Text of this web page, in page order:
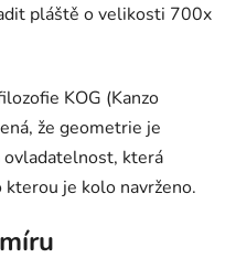
pláště o velikosti 700x
KOG (Kanzo
že geometrie je
ovladatelnost, která
je kolo navrženo.